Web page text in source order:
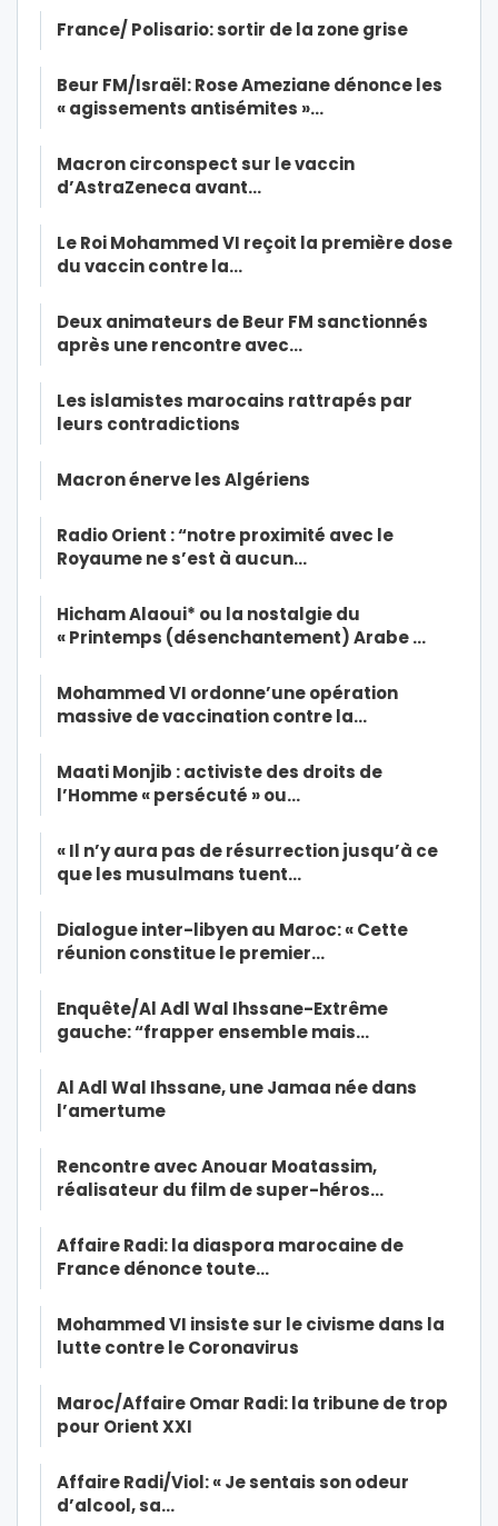
France/ Polisario: sortir de la zone grise
Beur FM/Israël: Rose Ameziane dénonce les
« agissements antisémites »…
Macron circonspect sur le vaccin
d’AstraZeneca avant…
Le Roi Mohammed VI reçoit la première dose
du vaccin contre la…
Deux animateurs de Beur FM sanctionnés
après une rencontre avec…
Les islamistes marocains rattrapés par
leurs contradictions
Macron énerve les Algériens
Radio Orient : “notre proximité avec le
Royaume ne s’est à aucun…
Hicham Alaoui* ou la nostalgie du
« Printemps (désenchantement) Arabe …
Mohammed VI ordonne’une opération
massive de vaccination contre la…
Maati Monjib : activiste des droits de
l’Homme « persécuté » ou…
« Il n’y aura pas de résurrection jusqu’à ce
que les musulmans tuent…
Dialogue inter-libyen au Maroc: « Cette
réunion constitue le premier…
Enquête/Al Adl Wal Ihssane-Extrême
gauche: “frapper ensemble mais…
Al Adl Wal Ihssane, une Jamaa née dans
l’amertume
Rencontre avec Anouar Moatassim,
réalisateur du film de super-héros…
Affaire Radi: la diaspora marocaine de
France dénonce toute…
Mohammed VI insiste sur le civisme dans la
lutte contre le Coronavirus
Maroc/Affaire Omar Radi: la tribune de trop
pour Orient XXI
Affaire Radi/Viol: « Je sentais son odeur
d’alcool, sa…